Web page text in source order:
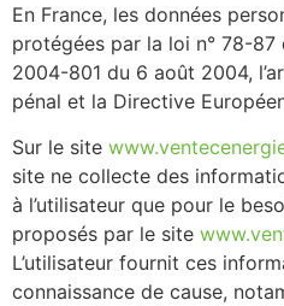
En France, les données
protégées par la loi n° 78-87
2004-801 du 6 août 2004,
pénal et la Directive
Sur le site
site ne collecte des
à l’utilisateur que pour le
proposés par le site
L’utilisateur fournit ces
connaissance de cause,